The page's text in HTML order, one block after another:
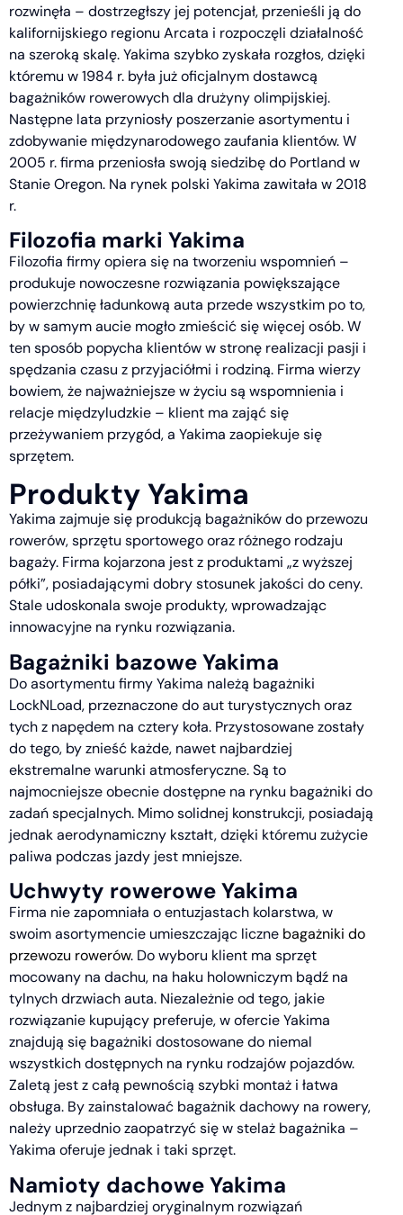
rozwinęła – dostrzegłszy jej potencjał, przenieśli ją do
kalifornijskiego regionu Arcata i rozpoczęli działalność
na szeroką skalę. Yakima szybko zyskała rozgłos, dzięki
któremu w 1984 r. była już oficjalnym dostawcą
bagażników rowerowych dla drużyny olimpijskiej.
Następne lata przyniosły poszerzanie asortymentu i
zdobywanie międzynarodowego zaufania klientów. W
2005 r. firma przeniosła swoją siedzibę do Portland w
Stanie Oregon. Na rynek polski Yakima zawitała w 2018
r.
Filozofia marki Yakima
Filozofia firmy opiera się na tworzeniu wspomnień –
produkuje nowoczesne rozwiązania powiększające
powierzchnię ładunkową auta przede wszystkim po to,
by w samym aucie mogło zmieścić się więcej osób. W
ten sposób popycha klientów w stronę realizacji pasji i
spędzania czasu z przyjaciółmi i rodziną. Firma wierzy
bowiem, że najważniejsze w życiu są wspomnienia i
relacje międzyludzkie – klient ma zająć się
przeżywaniem przygód, a Yakima zaopiekuje się
sprzętem.
Produkty Yakima
Yakima zajmuje się produkcją bagażników do przewozu
rowerów, sprzętu sportowego oraz różnego rodzaju
bagaży. Firma kojarzona jest z produktami „z wyższej
półki”, posiadającymi dobry stosunek jakości do ceny.
Stale udoskonala swoje produkty, wprowadzając
innowacyjne na rynku rozwiązania.
Bagażniki bazowe Yakima
Do asortymentu firmy Yakima należą bagażniki
LockNLoad, przeznaczone do aut turystycznych oraz
tych z napędem na cztery koła. Przystosowane zostały
do tego, by znieść każde, nawet najbardziej
ekstremalne warunki atmosferyczne. Są to
najmocniejsze obecnie dostępne na rynku bagażniki do
zadań specjalnych. Mimo solidnej konstrukcji, posiadają
jednak aerodynamiczny kształt, dzięki któremu zużycie
paliwa podczas jazdy jest mniejsze.
Uchwyty rowerowe Yakima
Firma nie zapomniała o entuzjastach kolarstwa, w
swoim asortymencie umieszczając liczne bagażniki do
przewozu rowerów. Do wyboru klient ma sprzęt
mocowany na dachu, na haku holowniczym bądź na
tylnych drzwiach auta. Niezależnie od tego, jakie
rozwiązanie kupujący preferuje, w ofercie Yakima
znajdują się bagażniki dostosowane do niemal
wszystkich dostępnych na rynku rodzajów pojazdów.
Zaletą jest z całą pewnością szybki montaż i łatwa
obsługa. By zainstalować bagażnik dachowy na rowery,
należy uprzednio zaopatrzyć się w stelaż bagażnika –
Yakima oferuje jednak i taki sprzęt.
Namioty dachowe Yakima
Jednym z najbardziej oryginalnym rozwiązań